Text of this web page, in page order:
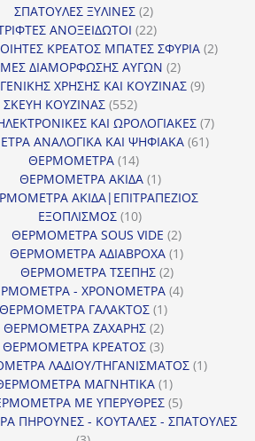
ΣΠΑΤΟΥΛΕΣ ΞΥΛΙΝΕΣ 22
προϊόντα
ΑΝΟΞΕΙΔΩΤΟΙ 2222
προϊόντα
ΚΡΕΑΤΟΣ ΜΠΑΤΕΣ ΣΦΥΡΙΑ 22
ΔΙΑΜΟΡΦΩΣΗΣ ΑΥΓΩΝ 22
προϊόντα
ΧΡΗΣΗΣ ΚΑΙ ΚΟΥΖΙΝΑΣ 99
ΣΚΕΥΗ ΚΟΥΖΙΝΑΣ 552552
προϊόντα
ΚΑΙ ΩΡΟΛΟΓΙΑΚΕΣ 77
ΑΝΑΛΟΓΙΚΑ ΚΑΙ ΨΗΦΙΑΚΑ 6161
ΘΕΡΜΟΜΕΤΡΑ 1414
προϊόντα
ΘΕΡΜΟΜΕΤΡΑ ΑΚΙΔΑ 11
προϊόν
ΑΚΙΔΑ|ΕΠΙΤΡΑΠΕΖΙΟΣ
ΕΞΟΠΛΙΣΜΟΣ 1010
προϊόντα
ΘΕΡΜΟΜΕΤΡΑ SOUS VIDE 22
προϊόντα
ΘΕΡΜΟΜΕΤΡΑ ΑΔΙΑΒΡΟΧΑ 11
ΘΕΡΜΟΜΕΤΡΑ ΤΣΕΠΗΣ 22
προϊόντα
- ΧΡΟΝΟΜΕΤΡΑ 44
ΘΕΡΜΟΜΕΤΡΑ ΓΑΛΑΚΤΟΣ 11
προϊόν
ΘΕΡΜΟΜΕΤΡΑ ΖΑΧΑΡΗΣ 22
προϊόντα
ΘΕΡΜΟΜΕΤΡΑ ΚΡΕΑΤΟΣ 33
προϊόντα
ΛΑΔΙΟΥ/ΤΗΓΑΝΙΣΜΑΤΟΣ 11
ΜΑΓΝΗΤΙΚΑ 11
προϊόν
ΜΕ ΥΠΕΡΥΘΡΕΣ 55
προϊόντα
ΠΗΡΟΥΝΕΣ - ΚΟΥΤΑΛΕΣ - ΣΠΑΤΟΥΛΕΣ